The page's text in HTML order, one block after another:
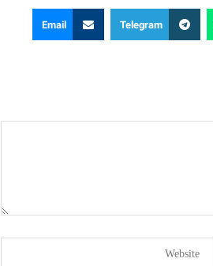
Telegram
Email